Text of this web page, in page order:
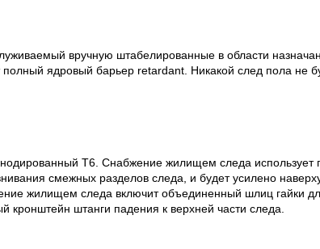
вручную штабелированные в области
ядровый барьер retardant. Никакой след пола не
T6. Снабжение жилищем следа использует
смежных разделов следа, и будет усилено
жилищем следа включит объединенный шлиц гайки
кронштейн штанги падения к верхней части следа.